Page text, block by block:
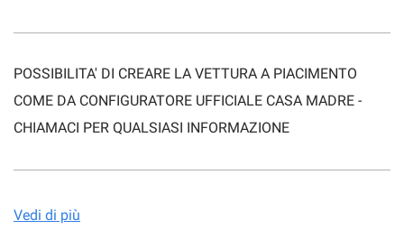
POSSIBILITA' DI CREARE LA VETTURA A PIACIMENTO
COME DA CONFIGURATORE UFFICIALE CASA MADRE -
CHIAMACI PER QUALSIASI INFORMAZIONE
- ALLESTIMENTO POP DA 17.450 EURO
Vedi di piùCookie delle preferenze